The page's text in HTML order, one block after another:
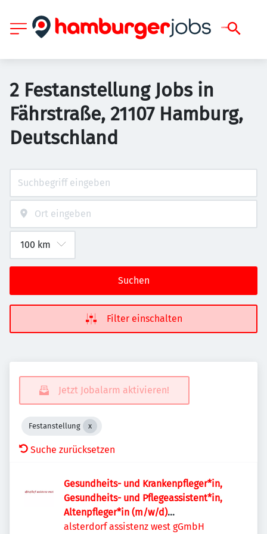
2 Festanstellung Jobs in
Fährstraße, 21107 Hamburg,
Deutschland
Suchen
Filter einschalten
Jetzt Jobalarm aktivieren!
Festanstellung
Suche zurücksetzen
Gesundheits- und Krankenpfleger*in,
Gesundheits- und Pflegeassistent*in,
Altenpfleger*in (m/w/d)
Tagewerk.elbinsel
alsterdorf assistenz west gGmbH